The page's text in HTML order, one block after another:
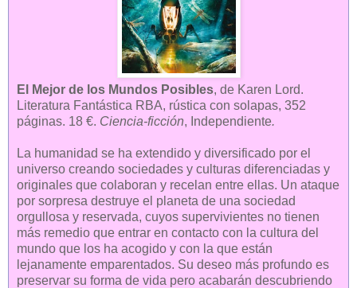
El Mejor de los Mundos Posibles, de Karen Lord.
Literatura Fantástica RBA, rústica con solapas, 352
páginas. 18 €. Ciencia-ficción, Independiente.
La humanidad se ha extendido y diversificado por el
universo creando sociedades y culturas diferenciadas y
originales que colaboran y recelan entre ellas. Un ataque
por sorpresa destruye el planeta de una sociedad
orgullosa y reservada, cuyos supervivientes no tienen
más remedio que entrar en contacto con la cultura del
mundo que los ha acogido y con la que están
lejanamente emparentados. Su deseo más profundo es
preservar su forma de vida pero acabarán descubriendo